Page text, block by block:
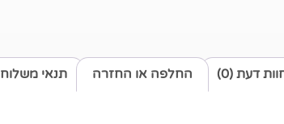
תנאי משלוח דעת (0) החלפה או החזרה